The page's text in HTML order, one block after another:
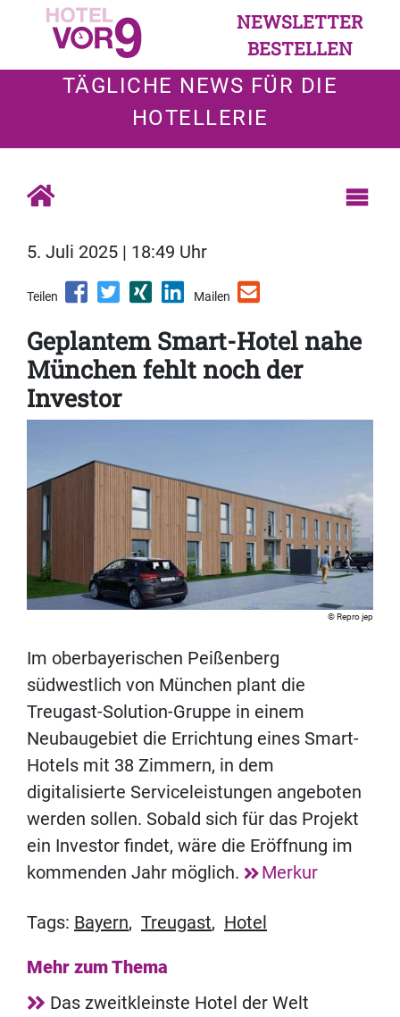
NEWSLETTER
BESTELLEN
TÄGLICHE NEWS FÜR DIE
HOTELLERIE
5. Juli 2025 | 18:49 Uhr
Teilen Mailen
Geplantem Smart-Hotel nahe
München fehlt noch der
Investor
Repro jep
Im oberbayerischen Peißenberg
südwestlich von München plant die
Treugast-Solution-Gruppe in einem
Neubaugebiet die Errichtung eines Smart-
Hotels mit 38 Zimmern, in dem
digitalisierte Serviceleistungen angeboten
werden sollen. Sobald sich für das Projekt
ein Investor findet, wäre die Eröffnung im
kommenden Jahr möglich.
Merkur
Tags: Bayern, Treugast, Hotel
Mehr zum Thema
Das zweitkleinste Hotel der Welt